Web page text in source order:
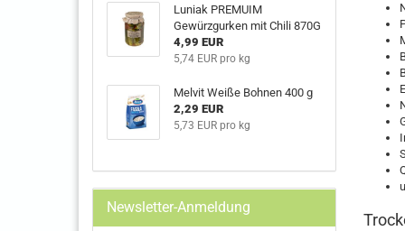
Luniak PREMUIM
Gewürzgurken mit Chili 870G
4,99 EUR
5,74 EUR pro kg
Melvit Weiße Bohnen 400 g
2,29 EUR
5,73 EUR pro kg
Newsletter-Anmeldung